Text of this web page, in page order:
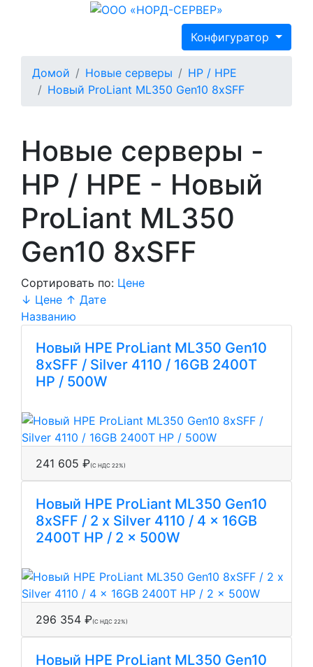
Конфигуратор
Домой Новые серверы
HP / HPE
Новый ProLiant ML350 Gen10 8xSFF
Новые серверы -
HP / HPE - Новый
ProLiant ML350
Gen10 8xSFF
Сортировать по: Цене
↓ Цене ↑ Дате
Названию
Новый HPE ProLiant ML350 Gen10
8xSFF / Silver 4110 / 16GB 2400T
HP / 500W
241 605 ₽(С НДС 22%)
Новый HPE ProLiant ML350 Gen10
8xSFF / 2 x Silver 4110 / 4 x 16GB
2400T HP / 2 x 500W
296 354 ₽(С НДС 22%)
Новый HPE ProLiant ML350 Gen10